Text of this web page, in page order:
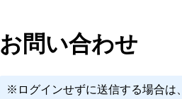
お問い合わせ
※ログインせずに送信する場合は